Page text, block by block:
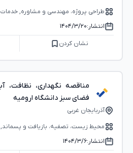
طراحی پروژه، مهندسی و مشاوره,
نیروی انسانی و خدمات عمومی
انتشار:۱۴۰۴/۳/۲۰
نشان کردن
مناقصه نگهداری، نظافت،
فضای سبز دانشگاه ارومیه
آذربایجان غربی
محیط ‌زیست، تصفیه، بازیافت و پسماند,
خدمات عمومی
انتشار:۱۴۰۴/۳/۶